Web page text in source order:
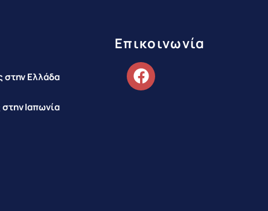
στην Ελλάδα
Ιαπωνία
Επικοινωνία